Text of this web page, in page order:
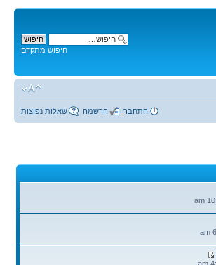
חיפוש מתקדם
שאלות נפוצות הרשמה התחבר